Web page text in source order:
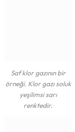
Saf klor gazının bir
örneği. Klor gazı soluk
yeşilimsi sarı
renktedir.